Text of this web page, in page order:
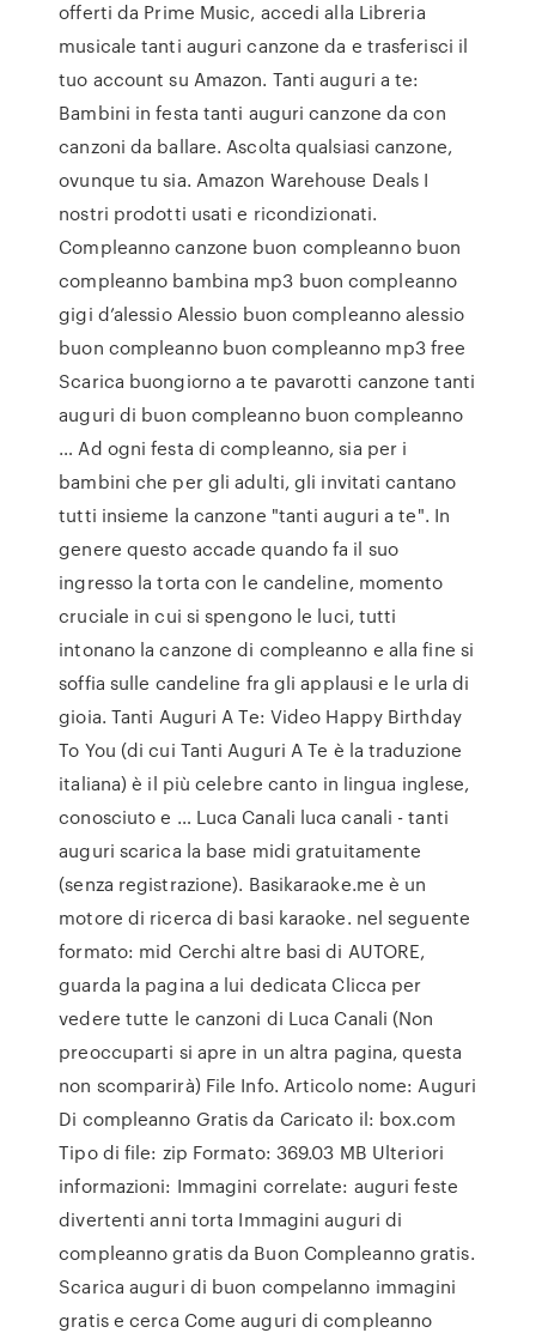
offerti da Prime Music, accedi alla Libreria
musicale tanti auguri canzone da e trasferisci il
tuo account su Amazon. Tanti auguri a te:
Bambini in festa tanti auguri canzone da con
canzoni da ballare. Ascolta qualsiasi canzone,
ovunque tu sia. Amazon Warehouse Deals I
nostri prodotti usati e ricondizionati.
Compleanno canzone buon compleanno buon
compleanno bambina mp3 buon compleanno
gigi d’alessio Alessio buon compleanno alessio
buon compleanno buon compleanno mp3 free
Scarica buongiorno a te pavarotti canzone tanti
auguri di buon compleanno buon compleanno
… Ad ogni festa di compleanno, sia per i
bambini che per gli adulti, gli invitati cantano
tutti insieme la canzone "tanti auguri a te". In
genere questo accade quando fa il suo
ingresso la torta con le candeline, momento
cruciale in cui si spengono le luci, tutti
intonano la canzone di compleanno e alla fine si
soffia sulle candeline fra gli applausi e le urla di
gioia. Tanti Auguri A Te: Video Happy Birthday
To You (di cui Tanti Auguri A Te è la traduzione
italiana) è il più celebre canto in lingua inglese,
conosciuto e … Luca Canali luca canali - tanti
auguri scarica la base midi gratuitamente
(senza registrazione). Basikaraoke.me è un
motore di ricerca di basi karaoke. nel seguente
formato: mid Cerchi altre basi di AUTORE,
guarda la pagina a lui dedicata Clicca per
vedere tutte le canzoni di Luca Canali (Non
preoccuparti si apre in un altra pagina, questa
non scomparirà) File Info. Articolo nome: Auguri
Di compleanno Gratis da Caricato il: box.com
Tipo di file: zip Formato: 369.03 MB Ulteriori
informazioni: Immagini correlate: auguri feste
divertenti anni torta Immagini auguri di
compleanno gratis da Buon Compleanno gratis.
Scarica auguri di buon compelanno immagini
gratis e cerca Come auguri di compleanno